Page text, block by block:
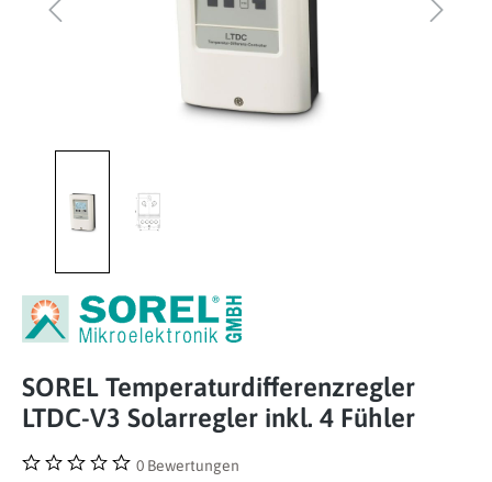
SOREL Temperaturdifferenzregler
LTDC-V3 Solarregler inkl. 4 Fühler
0 Bewertungen